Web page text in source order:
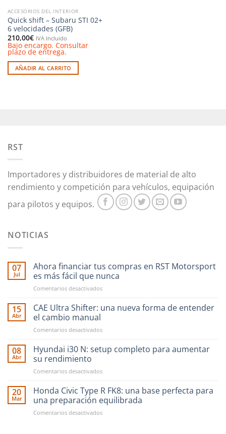
ACCESORIOS DEL INTERIOR
Quick shift – Subaru STI 02+
6 velocidades (GFB)
210,00€ IVA Incluido
Bajo encargo. Consultar
plazo de entrega.
AÑADIR AL CARRITO
RST
Importadores y distribuidores de material de alto
rendimiento y competición para vehículos, equipación
para pilotos y equipos.
NOTICIAS
07
Jul
Ahora financiar tus compras en RST Motorsport
es más fácil que nunca
Comentarios desactivadosen
financiar
en
Motorsport
fácil
nunca
15
Abr
CAE Ultra Shifter: una nueva forma de entender
el cambio manual
Comentarios desactivadosen
Ultra
Shifter:
nueva
de
entender
cambio
08
Abr
Hyundai i30 N: setup completo para aumentar
su rendimiento
Comentarios desactivadosen
i30
setup
completo
20
Mar
Honda Civic Type R FK8: una base perfecta para
una preparación equilibrada
Comentarios desactivadosen